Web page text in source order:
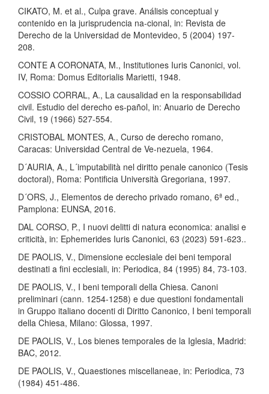
CIKATO, M. et al., Culpa grave. Análisis conceptual y
contenido en la jurisprudencia na-cional, in: Revista de
Derecho de la Universidad de Montevideo, 5 (2004) 197-
208.
CONTE A CORONATA, M., Institutiones Iuris Canonici, vol.
IV, Roma: Domus Editorialis Marietti, 1948.
COSSIO CORRAL, A., La causalidad en la responsabilidad
civil. Estudio del derecho es-pañol, in: Anuario de Derecho
Civil, 19 (1966) 527-554.
CRISTOBAL MONTES, A., Curso de derecho romano,
Caracas: Universidad Central de Ve-nezuela, 1964.
D´AURIA, A., L´imputabilità nel diritto penale canonico (Tesis
doctoral), Roma: Pontificia Università Gregoriana, 1997.
D´ORS, J., Elementos de derecho privado romano, 6ª ed.,
Pamplona: EUNSA, 2016.
DAL CORSO, P., I nuovi delitti di natura economica: analisi e
criticità, in: Ephemerides Iuris Canonici, 63 (2023) 591-623..
DE PAOLIS, V., Dimensione ecclesiale dei beni temporal
destinati a fini ecclesiali, in: Periodica, 84 (1995) 84, 73-103.
DE PAOLIS, V., I beni temporali della Chiesa. Canoni
preliminari (cann. 1254-1258) e due questioni fondamentali
in Gruppo italiano docenti di Diritto Canonico, I beni temporali
della Chiesa, Milano: Glossa, 1997.
DE PAOLIS, V., Los bienes temporales de la Iglesia, Madrid:
BAC, 2012.
DE PAOLIS, V., Quaestiones miscellaneae, in: Periodica, 73
(1984) 451-486.